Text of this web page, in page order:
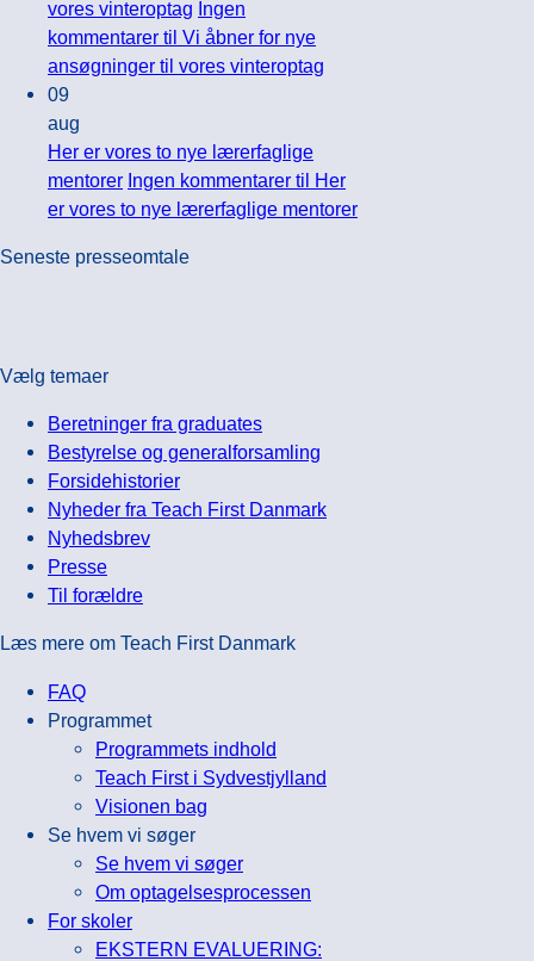
vores vinteroptag Ingen
kommentarer til Vi åbner for nye
ansøgninger til vores vinteroptag
09
aug
Her er vores to nye lærerfaglige
mentorer Ingen kommentarer til Her
er vores to nye lærerfaglige mentorer
Seneste presseomtale
Vælg temaer
Beretninger fra graduates
Bestyrelse og generalforsamling
Forsidehistorier
Nyheder fra Teach First Danmark
Nyhedsbrev
Presse
Til forældre
Læs mere om Teach First Danmark
FAQ
Programmet
Programmets indhold
Teach First i Sydvestjylland
Visionen bag
Se hvem vi søger
Se hvem vi søger
Om optagelsesprocessen
For skoler
EKSTERN EVALUERING: